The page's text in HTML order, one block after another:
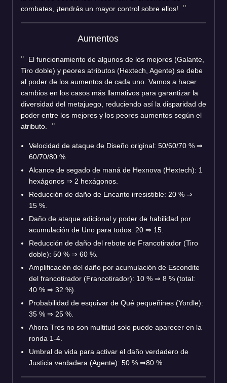
combates, ¡tendrás un mayor control sobre ellos!
Aumentos
El funcionamiento de algunos de los mejores (Galante,
Tiro doble) y peores atributos (Hextech, Agente) se debe
al poder de los aumentos de cada uno. Vamos a hacer
cambios en los casos más llamativos para garantizar la
diversidad del metajuego, reduciendo así la disparidad de
poder entre los mejores y los peores aumentos según el
atributo.
Velocidad de ataque de Diseño original: 50/60/70 % ⇒
60/70/80 %.
Alcance de segado de maná de Hexnova (Hextech): 1
hexágonos ⇒ 2 hexágonos.
Reducción de daño de Encanto irresistible: 20 % ⇒
15 %.
Daño de ataque adicional y poder de habilidad por
acumulación de Uno para todos: 20 ⇒ 15.
Reducción de daño del rebote de Francotirador (Tiro
doble): 50 % ⇒ 60 %.
Amplificación del daño por acumulación de Escondite
del francotirador (Francotirador): 10 % ⇒ 8 % (total:
40 % ⇒ 32 %).
Probabilidad de esquivar de Qué pequeñines (Yordle):
35 % ⇒ 25 %.
Ahora Tres no son multitud solo puede aparecer en la
ronda 1-4.
Umbral de vida para activar el daño verdadero de
Justicia verdadera (Agente): 50 % ⇒80 %.